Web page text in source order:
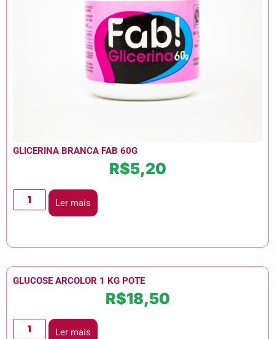
GLICERINA BRANCA FAB 60G
R$5,20
Ler mais
GLUCOSE ARCOLOR 1 KG POTE
R$18,50
Ler mais